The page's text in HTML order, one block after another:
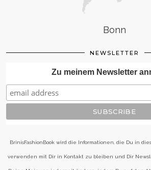
Bonn
NEWSLETTER
Zu meinem Newsletter
BrinisFashionBook wird die Informationen, die Du in
verwenden mit Dir in Kontakt zu bleiben und Dir